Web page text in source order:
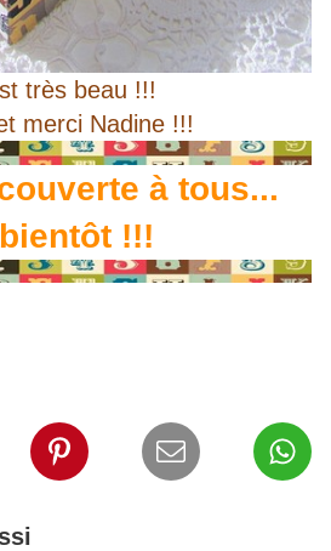
très beau !!!
merci Nadine !!!
à tous...
!!!